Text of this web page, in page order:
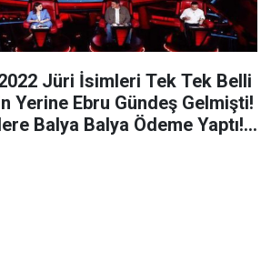
Jüri İsimleri Tek Tek Belli
Yerine Ebru Gündeş Gelmişti!
Balya Balya Ödeme Yaptı!